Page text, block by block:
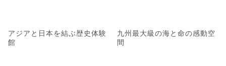
アジアと日本を結ぶ歴史体験
館
九州最大級の海と命の感動空
間